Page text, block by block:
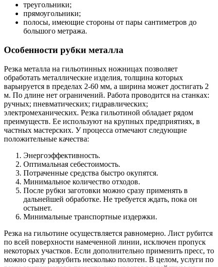
треугольники;
прямоугольники;
полосы, имеющие стороны от пары сантиметров до
большого метража.
Особенности рубки металла
Резка металла на гильотинных ножницах позволяет
обработать металлические изделия, толщина которых
варьируется в пределах 2-60 мм, а ширина может достигать 2
м. По длине нет ограничений. Работа проводится на станках:
ручных; пневматических; гидравлических;
электромеханических. Резка гильотиной обладает рядом
преимуществ. Ее используют на крупных предприятиях, в
частных мастерских. У процесса отмечают следующие
положительные качества:
Энергоэффективность.
Оптимальная себестоимость.
Потраченные средства быстро окупятся.
Минимальное количество отходов.
После рубки заготовки можно сразу применять в
дальнейшей обработке. Не требуется ждать, пока он
остынет.
Минимальные транспортные издержки.
Резка на гильотине осуществляется равномерно. Лист рубится
по всей поверхности намеченной линии, исключен пропуск
некоторых участков. Если дополнительно применить пресс, то
можно сразу разрубить несколько полотен. В целом, услуги по